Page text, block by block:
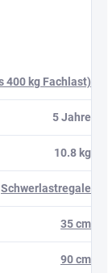
400 kg Fachlast)
5 Jahre
10.8 kg
Schwerlastregale
35 cm
90 cm